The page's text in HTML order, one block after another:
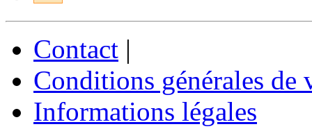
Contact |
Conditions générales de
Informations légales